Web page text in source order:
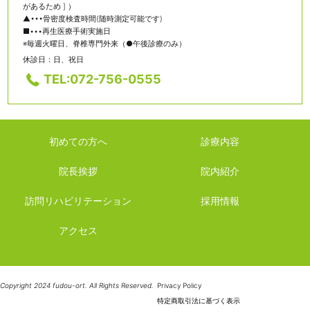
があるため ] ）
▲•••骨密度検査時間(随時測定可能です)
■•••再生医療手術実施日
※毎週火曜日、脊椎専門外来（●午後診療のみ）
休診日：日、祝日
TEL:072-756-0555
初めての方へ 診療内容
院長挨拶 院内紹介
訪問リハビリテーション 採用情報
アクセス
Copyright 2024 fudou-ort. All Rights Reserved. Privacy Policy
特定商取引法に基づく表示